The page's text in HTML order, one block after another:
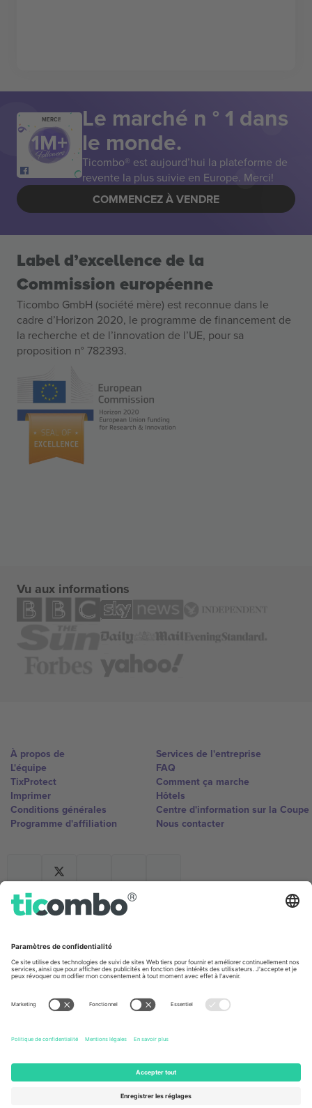
MERCI! Le marché n ° 1 dans
le monde.
Ticombo® est aujourd’hui la plateforme de
revente la plus suivie en Europe. Merci!
COMMENCEZ À VENDRE
Label d’excellence de la
Commission européenne
Ticombo GmbH (société mère) est reconnue dans le
cadre d’Horizon 2020, le programme de financement de
la recherche et de l’innovation de l’UE, pour sa
proposition n° 782393.
Vu aux informations
À propos de
L'équipe
TixProtect
Imprimer
Conditions générales
Programme d'affiliation
Services de l'entreprise
FAQ
Comment ça marche
Hôtels
Centre d'information sur la Coupe
Nous contacter
Ticombo France
Mimi Balkanska 132, 1540, Sofia,
Bulgaria
L'entité juridique du fournisseur de la plateforme peut changer en
détails, consultez la page spécifique de l'événement, les mentions
légales et les conditions.,
ImprimeretTermes.